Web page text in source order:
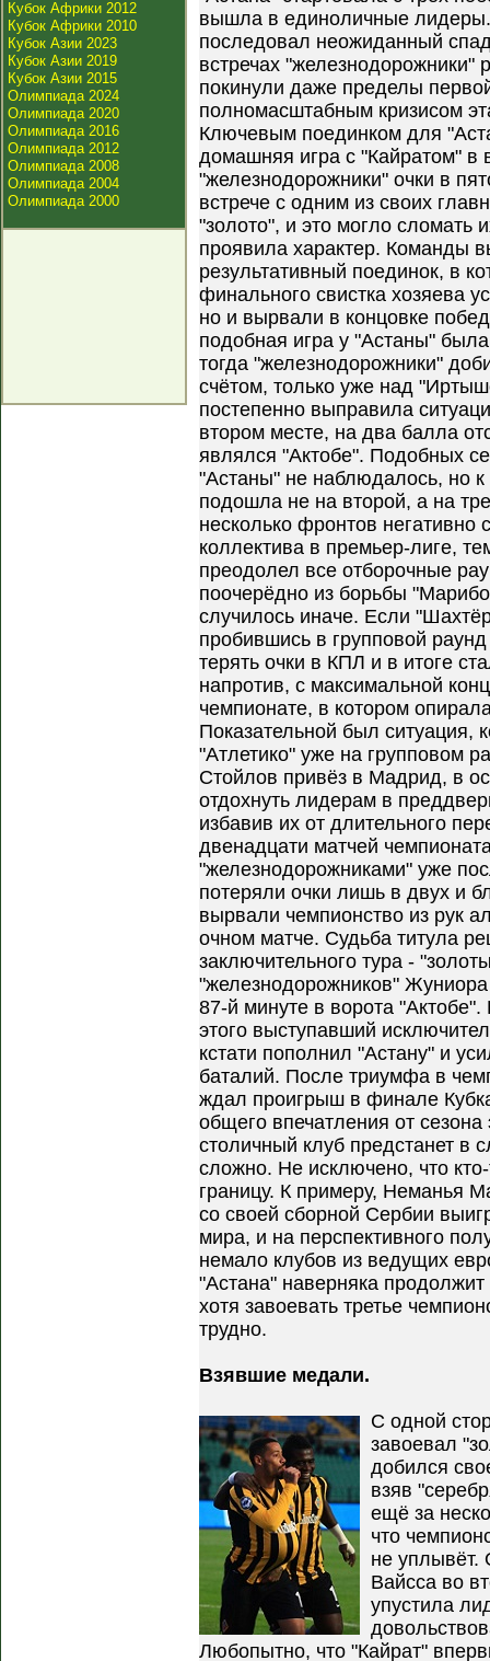
Кубок Африки 2012
Кубок Африки 2010
Кубок Азии 2023
Кубок Азии 2019
Кубок Азии 2015
Олимпиада 2024
Олимпиада 2020
Олимпиада 2016
Олимпиада 2012
Олимпиада 2008
Олимпиада 2004
Олимпиада 2000
вышла в единоличные
последовал неожиданный
встречах
покинули даже пределы
полномасштабным кризисом
Ключевым поединком для
домашняя игра с "Кайратом" в
"железнодорожники" очки в
встрече с одним из своих
"золото", и это могло сломать
проявила характер. Команды
результативный поединок, в
финального свистка хозяева
но и вырвали в концовке
подобная игра у "Астаны"
тогда "железнодорожники"
счётом, только уже над
постепенно выправила
втором месте, на два балла
являлся "Актобе". Подобных
"Астаны" не наблюдалось, но к
подошла не на второй, а на
несколько фронтов негативно
коллектива в премьер-лиге,
преодолел все отборочные
поочерёдно из борьбы
случилось иначе. Если
пробившись в групповой
терять очки в КПЛ и в итоге
напротив, с максимальной
чемпионате, в котором
Показательной был ситуация,
"Атлетико" уже на групповом
Стойлов привёз в Мадрид, в
отдохнуть лидерам в
избавив их от длительного
двенадцати матчей
"железнодорожниками" уже
потеряли очки лишь в двух и
вырвали чемпионство из рук
очном матче. Судьба титула
заключительного тура -
"железнодорожников"
87-й минуте в ворота
этого выступавший
кстати пополнил "Астану" и
баталий. После триумфа в
ждал проигрыш в финале
общего впечатления от
столичный клуб предстанет в
сложно. Не исключено, что
границу. К примеру, Неманья
со своей сборной Сербии
мира, и на перспективного
немало клубов из ведущих
"Астана" наверняка продолжит
хотя завоевать третье
трудно.
Взявшие медали.
С одной
завоевал
добился
взяв
ещё за
что
не уплывёт.
Вайсса во
упустила
Любопытно, что "Кайрат"